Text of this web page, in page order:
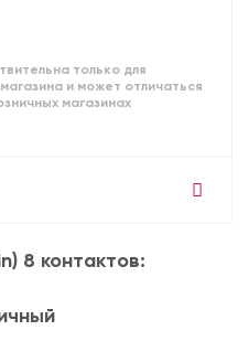
только для
и может отличаться
магазинах
8 контактов: